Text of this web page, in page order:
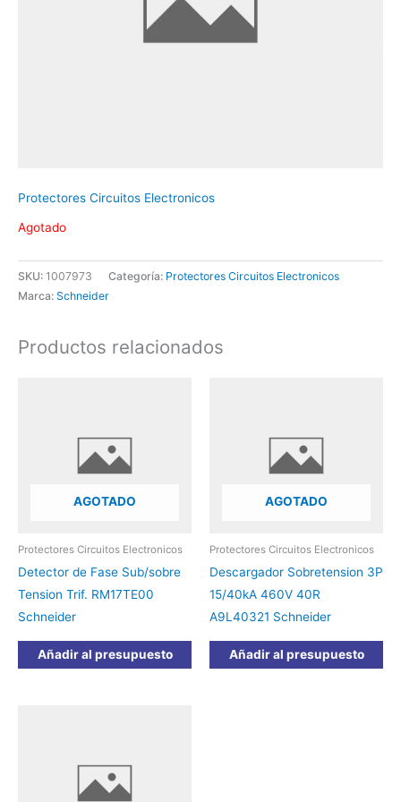
Protectores Circuitos Electronicos
Agotado
SKU: 1007973 Categoría: Protectores Circuitos Electronicos
Marca: Schneider
Productos relacionados
AGOTADO
Protectores Circuitos Electronicos
Detector de Fase Sub/sobre
Tension Trif. RM17TE00
Schneider
Añadir al presupuesto
AGOTADO
Protectores Circuitos Electronicos
Descargador Sobretension 3P
15/40kA 460V 40R
A9L40321 Schneider
Añadir al presupuesto